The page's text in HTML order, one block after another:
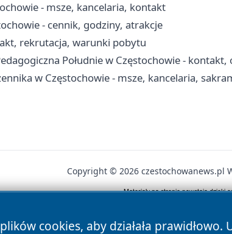
- msze, kancelaria, kontakt
- cennik, godziny, atrakcje
rekrutacja, warunki pobytu
Południe w Częstochowie -
w Częstochowie - msze, kancelaria,
cookies, aby działała
Copyright © 2026 czestochowanews.pl